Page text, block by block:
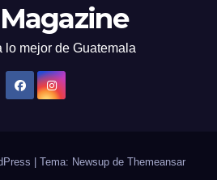
lo mejor de Guatemala
| Tema: Newsup de Themeansar